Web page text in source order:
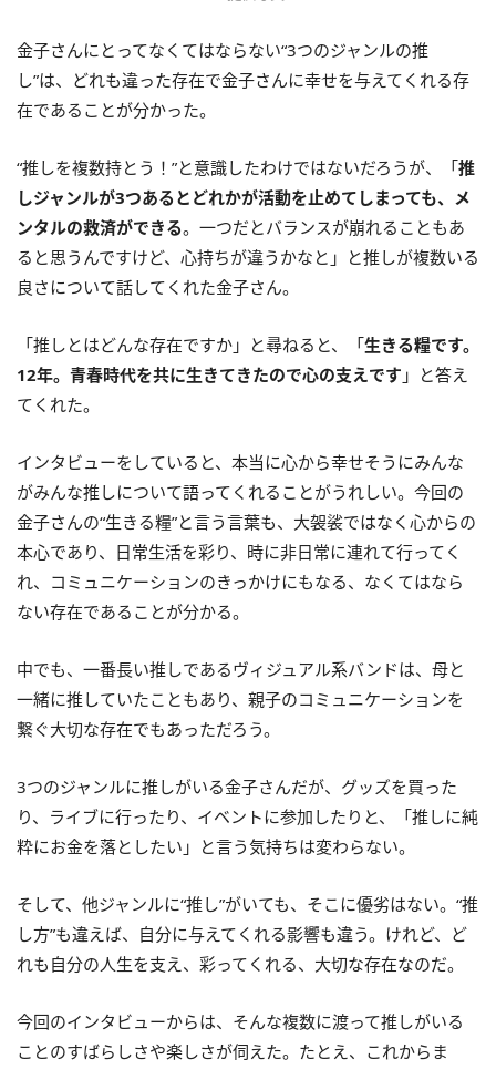
金子さんにとってなくてはならない“3つのジャンルの推
し”は、どれも違った存在で金子さんに幸せを与えてくれる存
在であることが分かった。
“推しを複数持とう！”と意識したわけではないだろうが、「推
しジャンルが3つあるとどれかが活動を止めてしまっても、メ
ンタルの救済ができる。一つだとバランスが崩れることもあ
ると思うんですけど、心持ちが違うかなと」と推しが複数いる
良さについて話してくれた金子さん。
「推しとはどんな存在ですか」と尋ねると、「生きる糧です。
12年。青春時代を共に生きてきたので心の支えです 」と答え
てくれた。
インタビューをしていると、本当に心から幸せそうにみんな
がみんな推しについて語ってくれることがうれしい。今回の
金子さんの“生きる糧”と言う言葉も、大袈裟ではなく心からの
本心であり、日常生活を彩り、時に非日常に連れて行ってく
れ、コミュニケーションのきっかけにもなる、なくてはなら
ない存在であることが分かる。
中でも、一番長い推しであるヴィジュアル系バンドは、母と
一緒に推していたこともあり、親子のコミュニケーションを
繋ぐ大切な存在でもあっただろう。
3つのジャンルに推しがいる金子さんだが、グッズを買った
り、ライブに行ったり、イベントに参加したりと、「推しに純
粋にお金を落としたい」と言う気持ちは変わらない。
そして、他ジャンルに“推し”がいても、そこに優劣はない。“推
し方”も違えば、自分に与えてくれる影響も違う。けれど、ど
れも自分の人生を支え、彩ってくれる、大切な存在なのだ。
今回のインタビューからは、そんな複数に渡って推しがいる
ことのすばらしさや楽しさが伺えた。たとえ、これからま